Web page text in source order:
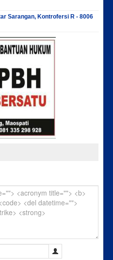
Sarangan, Kontrofersi R - 8006